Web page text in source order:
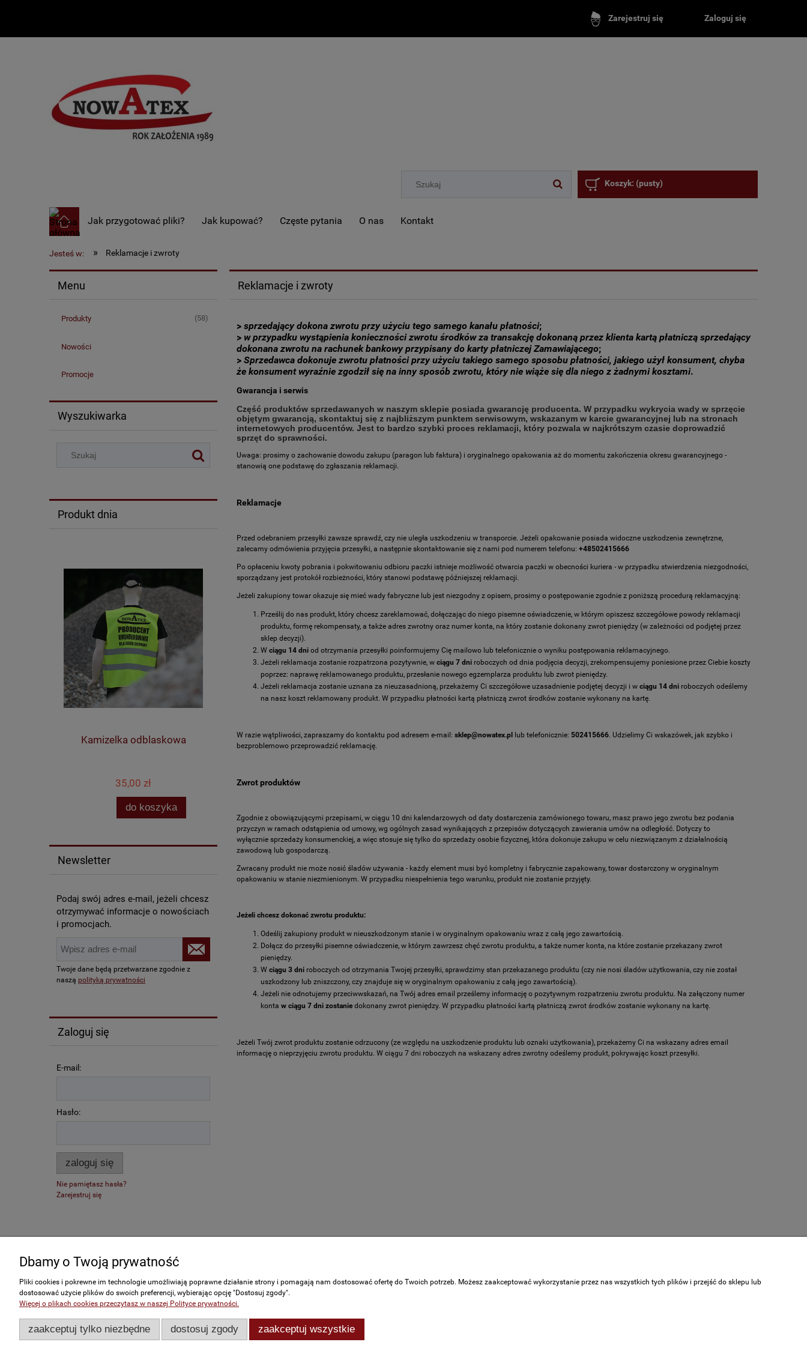
Zarejestruj się Zaloguj się
Koszyk: (pusty)
Jak przygotować pliki? Jak kupować? Częste pytania O nas Kontakt
Jesteś w: » Reklamacje i zwroty
Menu
Produkty (58)
Nowości
Promocje
Wyszukiwarka
Produkt dnia
Kamizelka odblaskowa
35,00 zł
do koszyka
Newsletter
Podaj swój adres e-mail, jeżeli chcesz
otrzymywać informacje o nowościach
i promocjach.
Twoje dane będą przetwarzane zgodnie z
naszą polityką prywatności
Zaloguj się
E-mail:
Hasło:
zaloguj się
Nie pamiętasz hasła?
Zarejestruj się
Reklamacje i zwroty
> sprzedający dokona zwrotu przy użyciu tego samego kanału płatności;
> w przypadku wystąpienia konieczności zwrotu środków za transakcję dokonaną przez klienta kartą płatniczą sprzedający
dokonana zwrotu na rachunek bankowy przypisany do karty płatniczej Zamawiającego;
> Sprzedawca dokonuje zwrotu płatności przy użyciu takiego samego sposobu płatności, jakiego użył konsument, chyba
że konsument wyraźnie zgodził się na inny sposób zwrotu, który nie wiąże się dla niego z żadnymi kosztami.
Gwarancja i serwis
Część produktów sprzedawanych w naszym sklepie posiada gwarancję producenta. W przypadku wykrycia wady w sprzęcie
objętym gwarancją, skontaktuj się z najbliższym punktem serwisowym, wskazanym w karcie gwarancyjnej lub na stronach
internetowych producentów. Jest to bardzo szybki proces reklamacji, który pozwala w najkrótszym czasie doprowadzić
sprzęt do sprawności.
Uwaga: prosimy o zachowanie dowodu zakupu (paragon lub faktura) i oryginalnego opakowania aż do momentu zakończenia okresu gwarancyjnego -
stanowią one podstawę do zgłaszania reklamacji.
Reklamacje
Przed odebraniem przesyłki zawsze sprawdź, czy nie uległa uszkodzeniu w transporcie. Jeżeli opakowanie posiada widoczne uszkodzenia zewnętrzne,
zalecamy odmówienia przyjęcia przesyłki, a następnie skontaktowanie się z nami pod numerem telefonu: +48502415666
Po opłaceniu kwoty pobrania i pokwitowaniu odbioru paczki istnieje możliwość otwarcia paczki w obecności kuriera - w przypadku stwierdzenia niezgodności,
sporządzany jest protokół rozbieżności, który stanowi podstawę późniejszej reklamacji.
Jeżeli zakupiony towar okazuje się mieć wady fabryczne lub jest niezgodny z opisem, prosimy o postępowanie zgodnie z poniższą procedurą reklamacyjną:
Prześlij do nas produkt, który chcesz zareklamować, dołączając do niego pisemne oświadczenie, w którym opiszesz szczegółowe powody reklamacji
produktu, formę rekompensaty, a także adres zwrotny oraz numer konta, na który zostanie dokonany zwrot pieniędzy (w zależności od podjętej przez
sklep decyzji).
W ciągu 14 dni od otrzymania przesyłki poinformujemy Cię mailowo lub telefonicznie o wyniku postępowania reklamacyjnego.
Jeżeli reklamacja zostanie rozpatrzona pozytywnie, w ciągu 7 dni roboczych od dnia podjęcia decyzji, zrekompensujemy poniesione przez Ciebie koszty
poprzez: naprawę reklamowanego produktu, przesłanie nowego egzemplarza produktu lub zwrot pieniędzy.
Jeżeli reklamacja zostanie uznana za nieuzasadnioną, przekażemy Ci szczegółowe uzasadnienie podjętej decyzji i w ciągu 14 dni roboczych odeślemy
na nasz koszt reklamowany produkt. W przypadku płatności kartą płatniczą zwrot środków zostanie wykonany na kartę.
W razie wątpliwości, zapraszamy do kontaktu pod adresem e-mail: sklep@nowatex.pl lub telefonicznie: 502415666. Udzielimy Ci wskazówek, jak szybko i
bezproblemowo przeprowadzić reklamację.
Zwrot produktów
Zgodnie z obowiązującymi przepisami, w ciągu 10 dni kalendarzowych od daty dostarczenia zamówionego towaru, masz prawo jego zwrotu bez podania
przyczyn w ramach odstąpienia od umowy, wg ogólnych zasad wynikających z przepisów dotyczących zawierania umów na odległość. Dotyczy to
wyłącznie sprzedaży konsumenckiej, a więc stosuje się tylko do sprzedaży osobie fizycznej, która dokonuje zakupu w celu niezwiązanym z działalnością
zawodową lub gospodarczą.
Zwracany produkt nie może nosić śladów używania - każdy element musi być kompletny i fabrycznie zapakowany, towar dostarczony w oryginalnym
opakowaniu w stanie niezmienionym. W przypadku niespełnienia tego warunku, produkt nie zostanie przyjęty.
Jeżeli chcesz dokonać zwrotu produktu:
Odeślij zakupiony produkt w nieuszkodzonym stanie i w oryginalnym opakowaniu wraz z całą jego zawartością.
Dołącz do przesyłki pisemne oświadczenie, w którym zawrzesz chęć zwrotu produktu, a także numer konta, na które zostanie przekazany zwrot
pieniędzy.
W ciągu 3 dni roboczych od otrzymania Twojej przesyłki, sprawdzimy stan przekazanego produktu (czy nie nosi śladów użytkowania, czy nie został
uszkodzony lub zniszczony, czy znajduje się w oryginalnym opakowaniu z całą jego zawartością).
Jeżeli nie odnotujemy przeciwwskazań, na Twój adres email prześlemy informację o pozytywnym rozpatrzeniu zwrotu produktu. Na załączony numer
konta w ciągu 7 dni zostanie dokonany zwrot pieniędzy. W przypadku płatności kartą płatniczą zwrot środków zostanie wykonany na kartę.
Jeżeli Twój zwrot produktu zostanie odrzucony (ze względu na uszkodzenie produktu lub oznaki użytkowania), przekażemy Ci na wskazany adres email
informację o nieprzyjęciu zwrotu produktu. W ciągu 7 dni roboczych na wskazany adres zwrotny odeślemy produkt, pokrywając koszt przesyłki.
Zakupy
Czas realizacji zamówienia
Formy płatności
Koszt dostawy
Reklamacje i zwroty
Jak kupować?
Częste pytania
Dbamy o Twoją prywatność
Pliki cookies i pokrewne im technologie umożliwiają poprawne działanie strony i pomagają nam dostosować ofertę do Twoich potrzeb. Możesz zaakceptować wykorzystanie przez nas wszystkich tych plików i przejść do sklepu lub
dostosować użycie plików do swoich preferencji, wybierając opcję "Dostosuj zgody".
Więcej o plikach cookies przeczytasz w naszej Polityce prywatności.
zaakceptuj tylko niezbędne dostosuj zgody zaakceptuj wszystkie